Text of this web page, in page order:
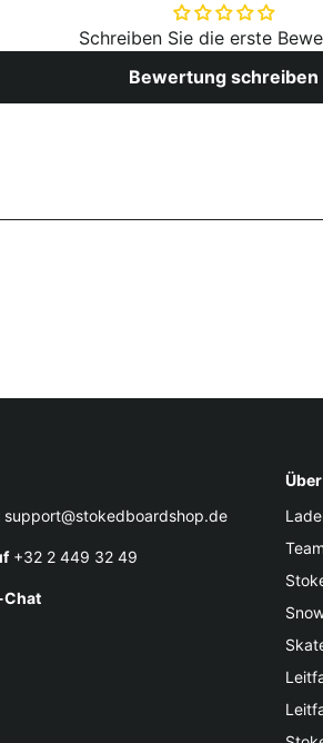
Schreiben Sie die erste
Bewertung schreiben
Team
support@stokedboardshop.de
+32 2 449 32 49
Chat